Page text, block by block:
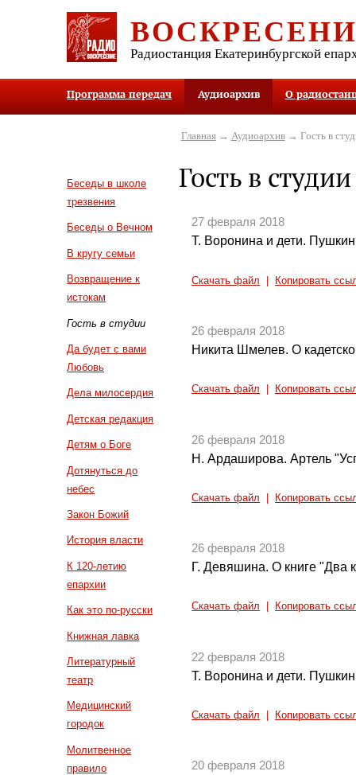
Радиостанция Екатеринбургской
Программа передач Аудиоархив О
Беседы в школе
трезвения
Беседы о Вечном
В кругу семьи
Возвращение к
истокам
Гость в студии
Да будет с вами
Любовь
Дела милосердия
Детская редакция
Детям о Боге
Дотянуться до
небес
Закон Божий
История власти
К 120-летию
епархии
Как это по-русски
Книжная лавка
Литературный
театр
Медицинский
городок
Молитвенное
правило
Главная→ Аудиоархив→ Гость в
Гость в студии
27 февраля 2018
Т. Воронина и дети.
Скачать файл Копировать
26 февраля 2018
Никита Шмелев. О
Скачать файл Копировать
26 февраля 2018
Н. Ардаширова. Артель
Скачать файл Копировать
26 февраля 2018
Г. Девяшина. О книге "Два
Скачать файл Копировать
22 февраля 2018
Т. Воронина и дети.
Скачать файл Копировать
20 февраля 2018